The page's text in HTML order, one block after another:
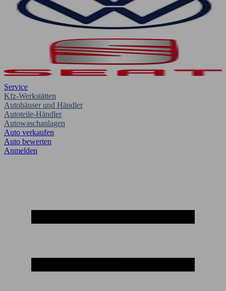
Service
Kfz-Werkstätten
Autohäuser und Händler
Autoteile-Händler
Autowaschanlagen
Auto verkaufen
Auto bewerten
Anmelden